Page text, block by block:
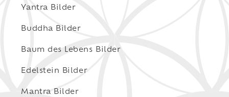
Yantra Bilder
Buddha Bilder
Baum des Lebens Bilder
Edelstein Bilder
Mantra Bilder